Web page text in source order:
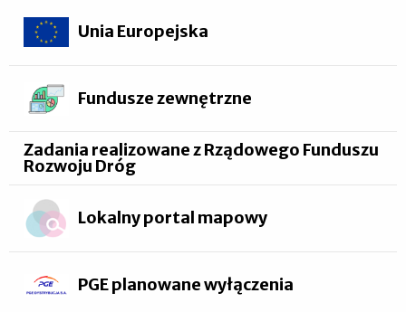
Unia Europejska
Fundusze zewnętrzne
Zadania realizowane z Rządowego Funduszu
Rozwoju Dróg
Lokalny portal mapowy
PGE planowane wyłączenia